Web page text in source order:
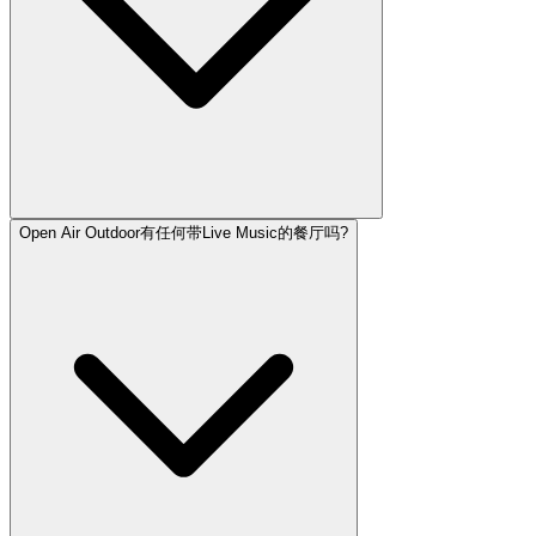
Open Air Outdoor有任何带Live Music的餐厅吗?